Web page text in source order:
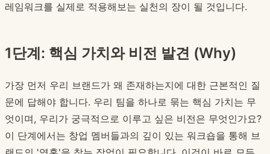
레임워크를 실제로 적용해보는 실천의 장이 될 것입니다.
1단계: 핵심 가치와 비전 발견 (Why)
가장 먼저 우리 브랜드가 왜 존재하는지에 대한 근본적인 질
문에 답해야 합니다. 우리 팀을 하나로 묶는 핵심 가치는 무
엇이며, 우리가 궁극적으로 이루고 싶은 비전은 무엇인가요?
이 단계에서는 창업 멤버들과의 깊이 있는 워크숍을 통해 브